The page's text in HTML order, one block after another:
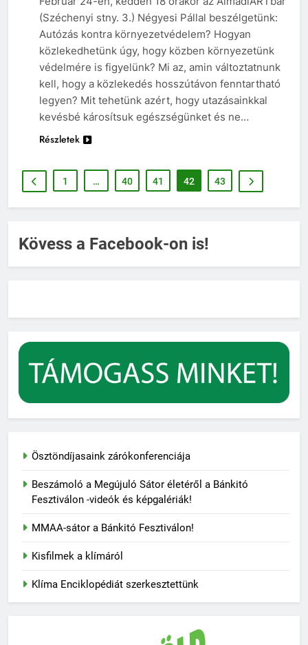
(Széchenyi stny. 3.) Négyesi Pállal beszélgetünk:
Autózás kontra környezetvédelem? Hogyan
közlekedhetünk úgy, hogy közben környezetünk
védelmére is figyelünk? Mi az, amin változtatnunk
kell, hogy a közlekedés hosszútávon fenntartható
legyen? Mit tehetünk azért, hogy utazásainkkal
kevésbé károsítsuk egészségünket és ne…
Részletek
1 … 40 41 42 43
Kövess a Facebook-on is!
Ösztöndíjasaink zárókonferenciája
Beszámoló a Megújuló Sátor életéről a Bánkitó
Fesztiválon -videók és képgalériák!
MMAA-sátor a Bánkitó Fesztiválon!
Kisfilmek a klímáról
Klíma Enciklopédiát szerkesztettünk